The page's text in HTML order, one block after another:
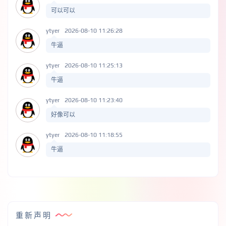
可以可以
ytyer 2026-08-10 11:26:28
牛逼
ytyer 2026-08-10 11:25:13
牛逼
ytyer 2026-08-10 11:23:40
好像可以
ytyer 2026-08-10 11:18:55
牛逼
重新声明